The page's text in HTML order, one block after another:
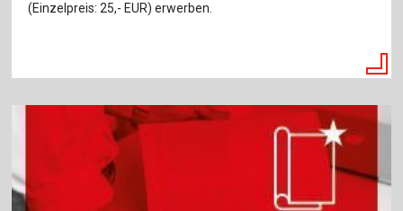
(Einzelpreis: 25,- EUR) erwerben.